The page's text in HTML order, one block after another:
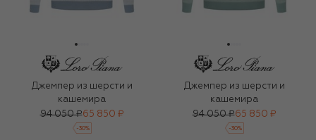
Джемпер из шерсти и
кашемира
94 050 ₽65 850 ₽
-30%
Джемпер из шерсти и
кашемира
94 050 ₽65 850 ₽
-30%